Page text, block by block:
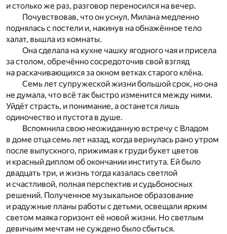
и столько же раз, разговор переносился на вечер.
Почувствовав, что он уснул, Милана медленно
поднялась с постели и, накинув на обнажённое тело
халат, вышла из комнаты.
Она сделала на кухне чашку ягодного чая и присела
за столом, обречённо сосредоточив свой взгляд
на раскачивающихся за окном ветках старого клёна.
Семь лет супружеской жизни большой срок, но она
не думала, что всё так быстро изменится между ними.
Уйдёт страсть, и понимание, а останется лишь
одиночество и пустота в душе.
Вспомнила свою неожиданную встречу с Владом
в доме отца семь лет назад, когда вернулась рано утром
после выпускного, прижимая к груди букет цветов
и красный диплом об окончании института. Ей было
двадцать три, и жизнь тогда казалась светлой
и счастливой, полная перспектив и судьбоносных
решений. Полученное музыкальное образование
и радужные планы работы с детьми, освещали ярким
светом маяка горизонт её новой жизни. Но светлым
девичьим мечтам не суждено было сбыться.